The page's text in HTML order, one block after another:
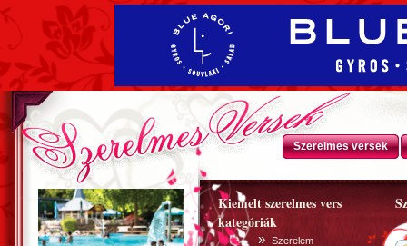
Szerelmes versek
Kiemelt szerelmes vers
kategóriák
» Szerelem